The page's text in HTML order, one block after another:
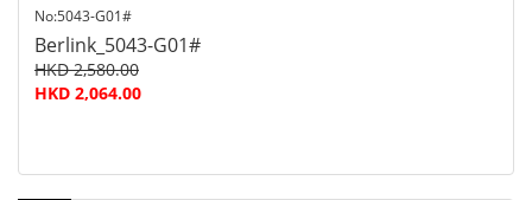
No:5043-G01#
Berlink_5043-G01#
HKD 2,580.00
HKD 2,064.00